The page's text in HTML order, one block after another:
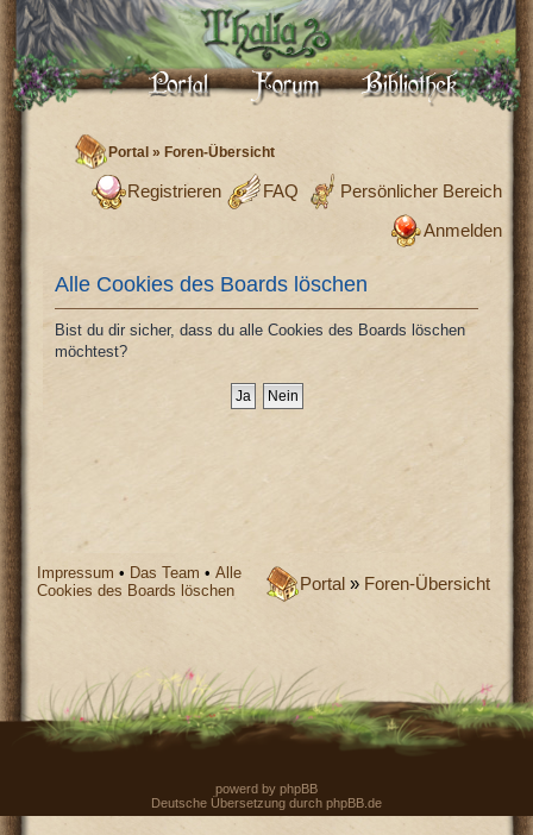
Portal »Foren-Übersicht
Persönlicher Bereich
FAQ
Registrieren
Anmelden
Alle Cookies des Boards löschen
Bist du dir sicher, dass du alle Cookies des Boards löschen
möchtest?
Portal » Foren-Übersicht
Impressum • Das Team •Alle
Cookies des Boards löschen
powerd by phpBB
Deutsche Übersetzung durch phpBB.de